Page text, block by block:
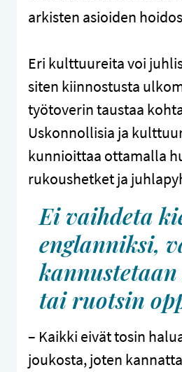
arkisten asioiden
Eri kulttuureita voi
siten kiinnostusta
työtoverin taustaa
Uskonnollisia ja
kunnioittaa ottamalla
rukoushetket ja
Ei vaihdeta
englanniksi,
kannustetaan
tai ruotsin
– Kaikki eivät tosin
joukosta, joten